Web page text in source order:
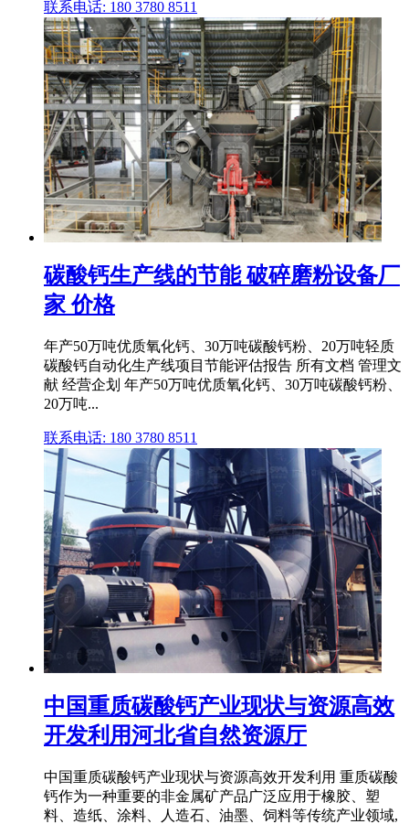
联系电话: 180 3780 8511
碳酸钙生产线的节能 破碎磨粉设备厂
家 价格
年产50万吨优质氧化钙、30万吨碳酸钙粉、20万吨轻质
碳酸钙自动化生产线项目节能评估报告 所有文档 管理文
献 经营企划 年产50万吨优质氧化钙、30万吨碳酸钙粉、
20万吨...
联系电话: 180 3780 8511
中国重质碳酸钙产业现状与资源高效
开发利用河北省自然资源厅
中国重质碳酸钙产业现状与资源高效开发利用 重质碳酸
钙作为一种重要的非金属矿产品广泛应用于橡胶、塑
料、造纸、涂料、人造石、油墨、饲料等传统产业领域,